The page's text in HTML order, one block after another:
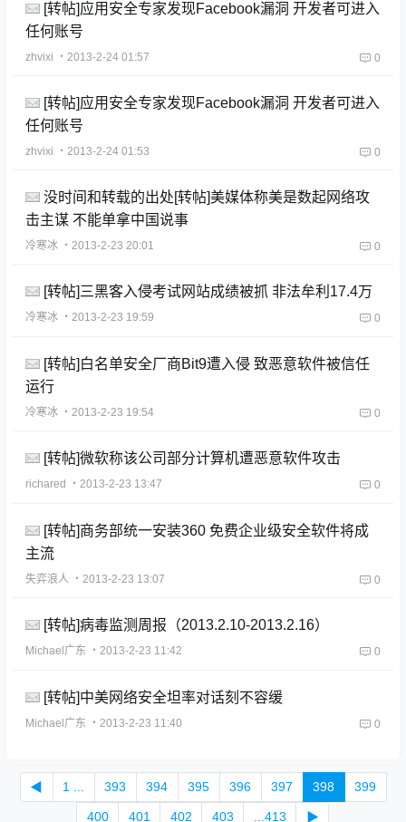
[转帖]应用安全专家发现Facebook漏洞 开发者可进入
任何账号
zhvixi ・2013-2-24 01:57 0
[转帖]应用安全专家发现Facebook漏洞 开发者可进入
任何账号
zhvixi ・2013-2-24 01:53 0
没时间和转载的出处[转帖]美媒体称美是数起网络攻
击主谋 不能单拿中国说事
冷寒冰 ・2013-2-23 20:01 0
[转帖]三黑客入侵考试网站成绩被抓 非法牟利17.4万
冷寒冰 ・2013-2-23 19:59 0
[转帖]白名单安全厂商Bit9遭入侵 致恶意软件被信任
运行
冷寒冰 ・2013-2-23 19:54 0
[转帖]微软称该公司部分计算机遭恶意软件攻击
richared ・2013-2-23 13:47 0
[转帖]商务部统一安装360 免费企业级安全软件将成
主流
失弈浪人 ・2013-2-23 13:07 0
[转帖]病毒监测周报（2013.2.10-2013.2.16）
Michael广东 ・2013-2-23 11:42 0
[转帖]中美网络安全坦率对话刻不容缓
Michael广东 ・2013-2-23 11:40 0
◀ 1 ... 393 394 395 396 397 398 399
400 401 402 403 ...413 ▶